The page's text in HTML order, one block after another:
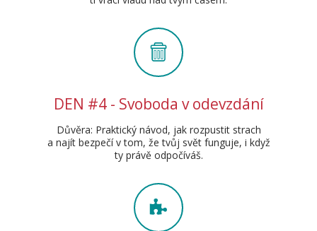
DEN #4 - Svoboda v odevzdání
Důvěra: Praktický návod, jak rozpustit strach
a najít bezpečí v tom, že tvůj svět funguje, i když
ty právě odpočíváš.